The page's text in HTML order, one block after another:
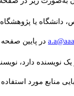
دانشگاه یا
در پايين صفحه
نویسنده دارد،
منابع مورد